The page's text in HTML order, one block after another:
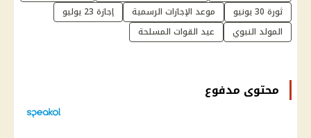
ثورة 30 يونيو
موعد الإجازات الرسمية
إجازة 23 يوليو
المولد النبوي
عيد القوات المسلحة
محتوى مدفوع